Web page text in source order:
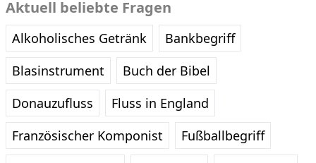
Aktuell beliebte Fragen
Alkoholisches Getränk
Bankbegriff
Blasinstrument
Buch der Bibel
Donauzufluss
Fluss in England
Französischer Komponist
Fußballbegriff